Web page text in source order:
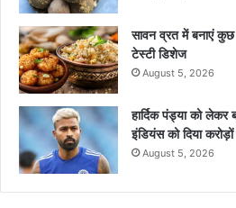
सावन व्रत में बनाएं
टेस्टी डिशेज
August 5, 2026
हार्दिक पंड्या को
इंडियंस को दिया
August 5, 2026